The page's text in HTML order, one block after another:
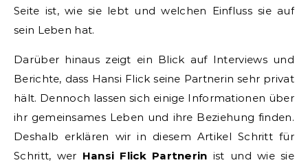
Seite ist, wie sie lebt und welchen Einfluss sie auf
sein Leben hat.
Darüber hinaus zeigt ein Blick auf Interviews und
Berichte, dass Hansi Flick seine Partnerin sehr privat
hält. Dennoch lassen sich einige Informationen über
ihr gemeinsames Leben und ihre Beziehung finden.
Deshalb erklären wir in diesem Artikel Schritt für
Schritt, wer Hansi Flick Partnerin ist und wie sie